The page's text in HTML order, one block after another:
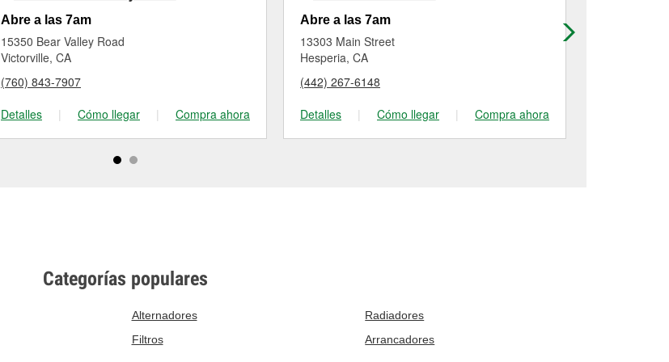
Abre a las 7am
15350 Bear Valley Road
Victorville, CA
(760) 843-7907
Detalles
| Cómo llegar | Compra ahora
Abre a las 7am
13303 Main Street
Hesperia, CA
(442) 267-6148
Detalles
| Cómo llegar | Compra ahora
Categorías populares
Alternadores
Radiadores
Filtros Arrancadores